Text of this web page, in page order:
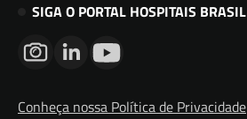
SIGA O PORTAL HOSPITAIS BRASIL
Conheça nossa Política de Privacidade